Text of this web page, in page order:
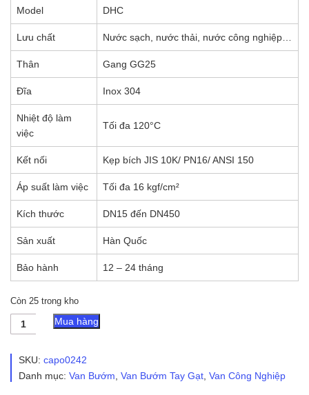
Model DHC
Lưu chất Nước sạch, nước thải, nước công nghiệp…
Thân Gang GG25
Đĩa Inox 304
Nhiệt độ làm
việc
Tối đa 120°C
Kết nối Kẹp bích JIS 10K/ PN16/ ANSI 150
Áp suất làm việc Tối đa 16 kgf/cm²
Kích thước DN15 đến DN450
Sản xuất Hàn Quốc
Bảo hành 12 – 24 tháng
Còn 25 trong kho
Van
bướm
tay
DHC
Mua hàng
SKU: capo0242
Danh mục: Van Bướm, Van Bướm Tay Gạt, Van Công Nghiệp